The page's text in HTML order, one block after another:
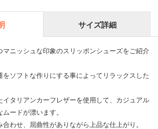
サイズ詳細
マニッシュな印象のスリッポンシューズをご紹介
をソフトな作りにする事によってリラックスした
イタリアンカーフレザーを使用して、カジュアル
ードが漂います。
わせ、屈曲性がありながら上品な仕上がり。